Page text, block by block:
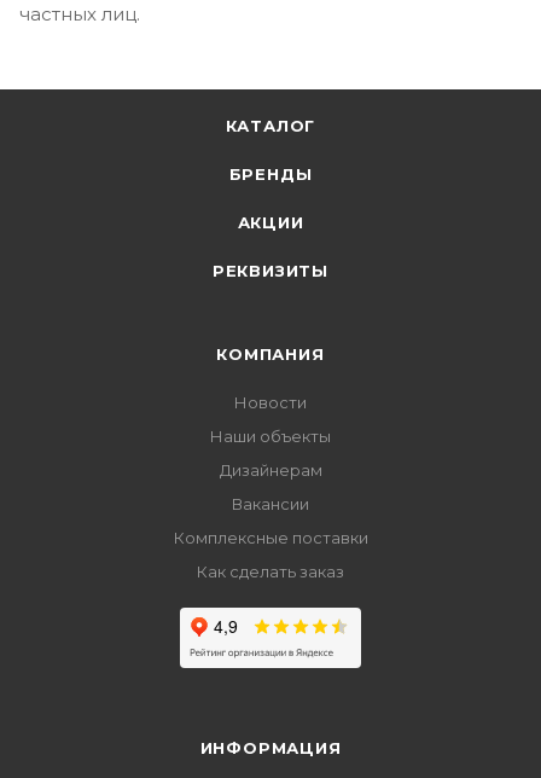
частных лиц.
КАТАЛОГ
БРЕНДЫ
АКЦИИ
РЕКВИЗИТЫ
КОМПАНИЯ
Новости
Наши объекты
Дизайнерам
Вакансии
Комплексные поставки
Как сделать заказ
ИНФОРМАЦИЯ